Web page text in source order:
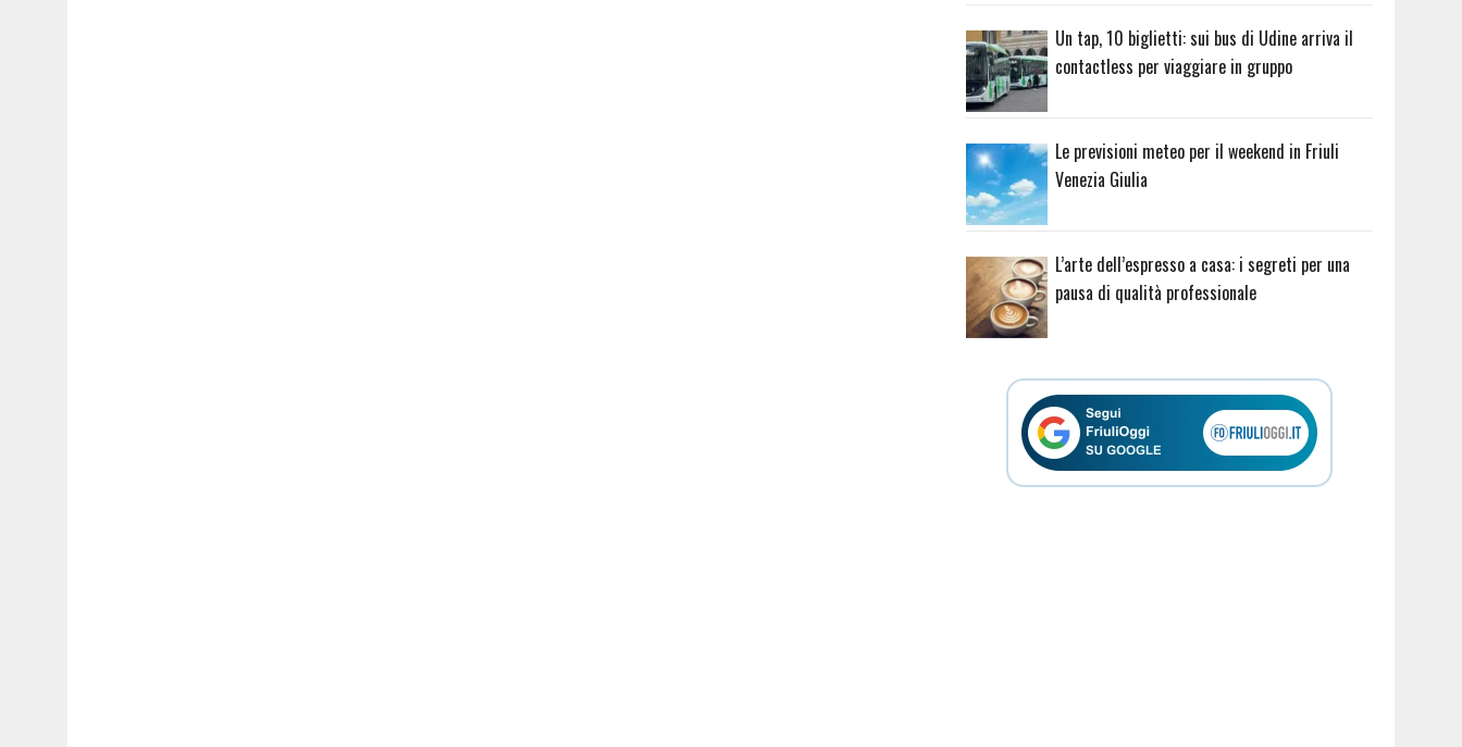
Un tap, 10 biglietti: sui bus di Udine arriva il
contactless per viaggiare in gruppo
Le previsioni meteo per il weekend in Friuli
Venezia Giulia
L’arte dell’espresso a casa: i segreti per una
pausa di qualità professionale